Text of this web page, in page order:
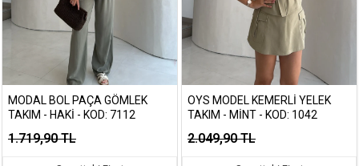
MODAL BOL PAÇA GÖMLEK
TAKIM - HAKI - KOD: 7112
1.719,90 TL
OYS MODEL KEMERLI YELEK
TAKIM - MINT - KOD: 1042
2.049,90 TL